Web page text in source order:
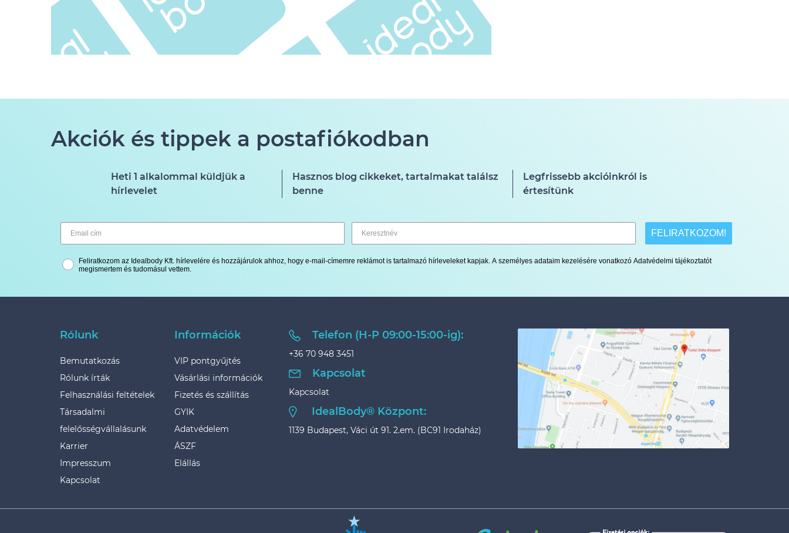
Akciók és tippek a postafiókodban
Heti 1 alkalommal küldjük a
hírlevelet
Hasznos blog cikkeket, tartalmakat találsz
benne
Legfrissebb akcióinkról is
értesítünk
FELIRATKOZOM!
Feliratkozom az Idealbody Kft. hírlevelére és hozzájárulok ahhoz, hogy e-mail-címemre reklámot is tartalmazó hírleveleket kapjak. A személyes adataim kezelésére vonatkozó Adatvédelmi tájékoztatót
megismertem és tudomásul vettem.
Rólunk
Bemutatkozás
Rólunk írták
Felhasználási feltételek
Társadalmi
felelősségvállalásunk
Karrier
Impresszum
Kapcsolat
Információk
VIP pontgyűjtés
Vásárlási információk
Fizetés és szállítás
GYIK
Adatvédelem
ÁSZF
Elállás
Telefon (H-P 09:00-15:00-ig):
+36 70 948 3451
Kapcsolat
Kapcsolat
IdealBody® Központ:
1139 Budapest, Váci út 91. 2.em. (BC91 Irodaház)